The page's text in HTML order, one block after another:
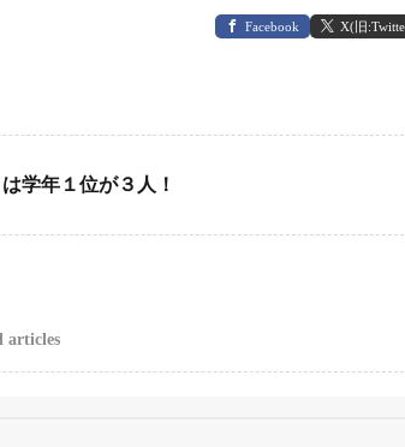
Facebook X(旧
学年１位が３人！
articles